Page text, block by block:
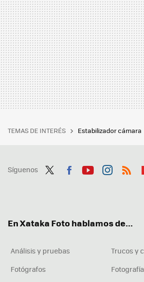
TEMAS DE INTERÉS Estabilizador cámara
Síguenos
En Xataka Foto hablamos de...
Análisis y pruebas
Trucos y
Fotógrafos